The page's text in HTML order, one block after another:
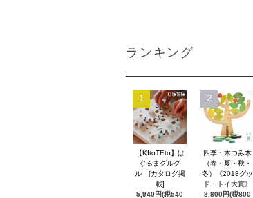
ランキング
1
【KItoTEto】は
ぐるまグルグ
ル [カタログ掲
載]
5,940円(税540
2
四季・木つみ木
（春・夏・秋・
冬）《2018グッ
ド・トイ大賞》
8,800円(税800